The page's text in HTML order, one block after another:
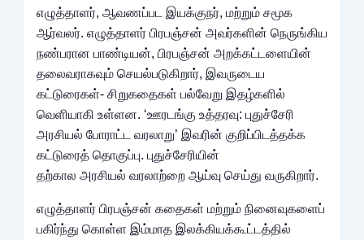
எழுத்தாளர், ஆவணப்பட இயக்குநர், மற்றும் சமூக
ஆர்வலர். எழுத்தாளர் பிரபஞ்சன் அவர்களின் நெருங்கிய
நண்பரான பாண்டியன், பிரபஞ்சன் அறக்கட்டளையின்
தலைவராகவும் செயல்படுகிறார், இவருடைய
கட்டுரைகள்- சிறுகதைகள் பல்வேறு இதழ்களில்
வெளியாகி உள்ளன. ‘ஊரடங்கு உத்தரவு: புதுச்சேரி
அரசியல் போராட்ட வரலாறு’ இவரின் குறிப்பிடத்தக்க
கட்டுரைத் தொகுப்பு. புதுச்சேரியின்
தற்கால அரசியல் வரலாற்றை ஆய்வு செய்து வருகிறார்.
எழுத்தாளர் பிரபஞ்சன் கதைகள் மற்றும் நினைவுகளைப்
பகிர்ந்து கொள்ள இம்மாத இலக்கியக்கூட்டத்தில்